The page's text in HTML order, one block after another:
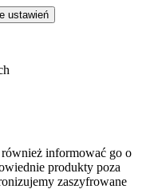
ustawień
informować go o
produkty poza
zaszyfrowane